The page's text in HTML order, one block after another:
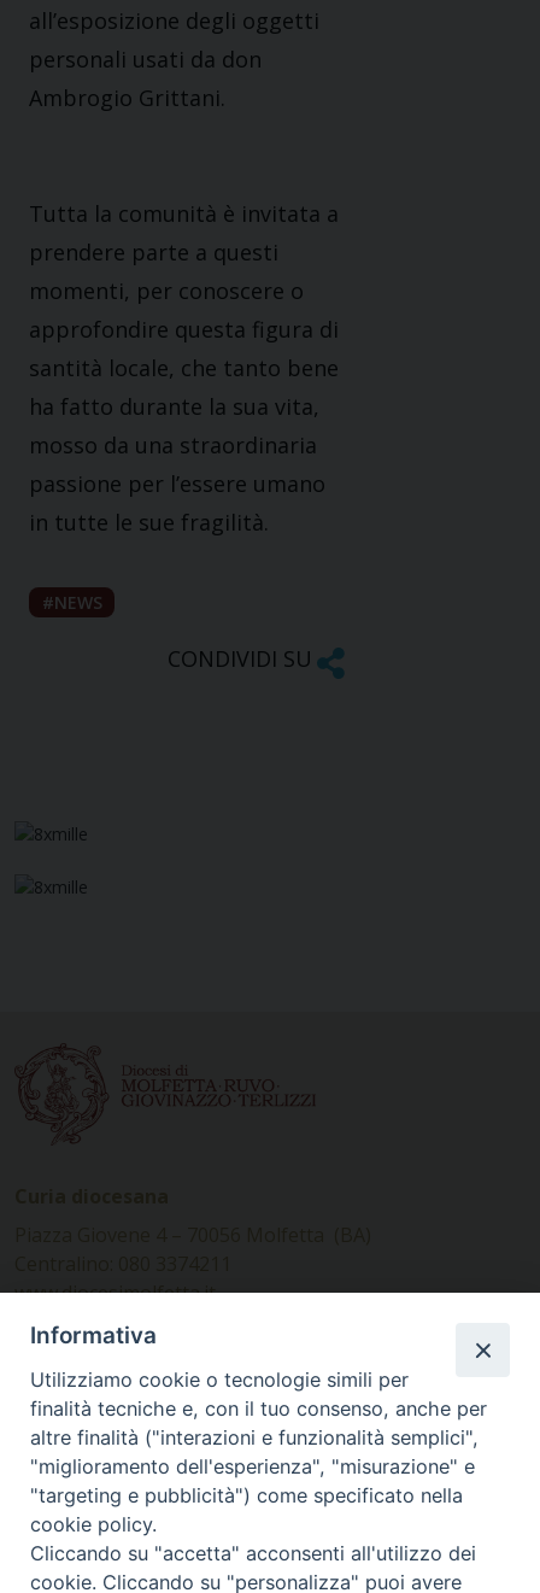
all’esposizione degli oggetti
personali usati da don
Ambrogio Grittani.
Tutta la comunità è invitata a
prendere parte a questi
momenti, per conoscere o
approfondire questa figura di
santità locale, che tanto bene
ha fatto durante la sua vita,
mosso da una straordinaria
passione per l’essere umano
in tutte le sue fragilità.
NEWS
CONDIVIDI SU
www.diocesimolfetta.it –
diocesimolfetta@pec.chiesacattolica.it
Ufficio Comunicazioni sociali
Piazza Giovene 4 – 70056 Molfetta (BA)
comunicazionisociali@diocesimolfetta.it
SEGUICI SU
Informativa
Utilizziamo cookie o tecnologie simili per
finalità tecniche e, con il tuo consenso, anche per
altre finalità ("interazioni e funzionalità semplici",
"miglioramento dell'esperienza", "misurazione" e
"targeting e pubblicità") come specificato nella
cookie policy.
Cliccando su "accetta" acconsenti all'utilizzo dei
cookie. Cliccando su "personalizza" puoi avere